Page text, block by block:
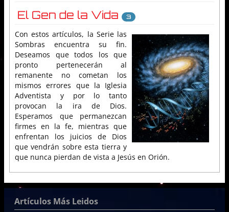
El Gen de la Vida 3
Con estos artículos, la Serie las
Sombras encuentra su fin.
Deseamos que todos los que
pronto pertenecerán al
remanente no cometan los
mismos errores que la Iglesia
Adventista y por lo tanto
provocan la ira de Dios.
Esperamos que permanezcan
firmes en la fe, mientras que
enfrentan los juicios de Dios
que vendrán sobre esta tierra y
que nunca pierdan de vista a Jesús en Orión.
Artículos Más Leidos